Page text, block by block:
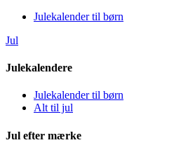
Julekalender til børn
Jul
Julekalendere
Julekalender til børn
Alt til jul
Jul efter mærke